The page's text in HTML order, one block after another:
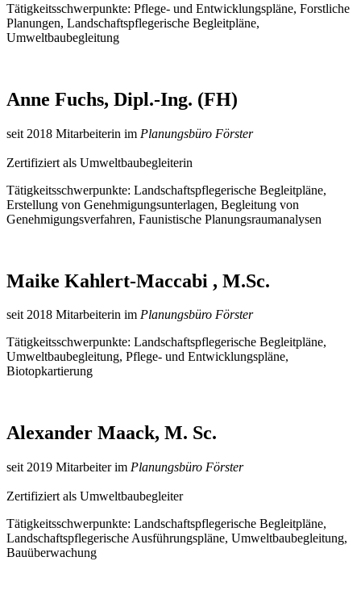
Tätigkeitsschwerpunkte: Pflege- und Entwicklungspläne, Forstliche
Planungen, Landschaftspflegerische Begleitpläne,
Umweltbaubegleitung
Anne Fuchs, Dipl.-Ing. (FH)
seit 2018 Mitarbeiterin im Planungsbüro Förster
Zertifiziert als Umweltbaubegleiterin
Tätigkeitsschwerpunkte: Landschaftspflegerische Begleitpläne,
Erstellung von Genehmigungsunterlagen, Begleitung von
Genehmigungsverfahren, Faunistische Planungsraumanalysen
Maike Kahlert-Maccabi , M.Sc.
seit 2018 Mitarbeiterin im Planungsbüro Förster
Tätigkeitsschwerpunkte: Landschaftspflegerische Begleitpläne,
Umweltbaubegleitung, Pflege- und Entwicklungspläne,
Biotopkartierung
Alexander Maack, M. Sc.
seit 2019 Mitarbeiter im Planungsbüro Förster
Zertifiziert als Umweltbaubegleiter
Tätigkeitsschwerpunkte: Landschaftspflegerische Begleitpläne,
Landschaftspflegerische Ausführungspläne, Umweltbaubegleitung,
Bauüberwachung